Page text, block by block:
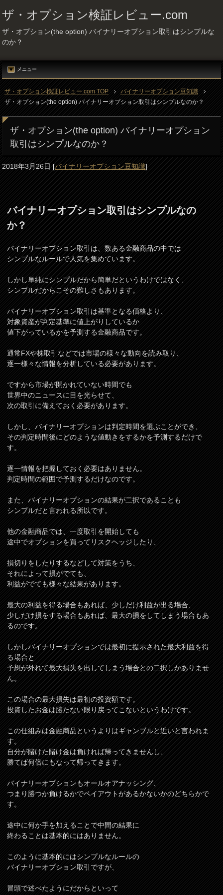
ザ・オプション検証レビュー.com
ザ・オプション(the option) バイナリーオプション取引はシンプルな
のか？
メニュー
ザ・オプション検証レビュー.com TOP
バイナリーオプション豆知識
ザ・オプション(the option) バイナリーオプション取引はシンプルなのか？
ザ・オプション(the option) バイナリーオプション
取引はシンプルなのか？
2018年3月26日[バイナリーオプション豆知識]
バイナリーオプション取引はシンプルなの
か？
バイナリーオプション取引は、数ある金融商品の中では
シンプルなルールで人気を集めています。
しかし単純にシンプルだから簡単だというわけではなく、
シンプルだからこその難しさもあります。
バイナリーオプション取引は基準となる価格より、
対象資産が判定基準に値上がりしているか
値下がっているかを予測する金融商品です。
通常FXや株取引などでは市場の様々な動向を読み取り、
逐一様々な情報を分析している必要があります。
ですから市場が開かれていない時間でも
世界中のニュースに目を光らせて、
次の取引に備えておく必要があります。
しかし、バイナリーオプションは判定時間を選ぶことができ、
その判定時間後にどのような値動きをするかを予測するだけで
す。
逐一情報を把握しておく必要はありません。
判定時間の範囲で予測するだけなのです。
また、バイナリーオプションの結果が二択であることも
シンプルだと言われる所以です。
他の金融商品では、一度取引を開始しても
途中でオプションを買ってリスクヘッジしたり、
損切りをしたりするなどして対策をうち、
それによって損がでても、
利益がでても様々な結果があります。
最大の利益を得る場合もあれば、少しだけ利益が出る場合、
少しだけ損をする場合もあれば、最大の損をしてしまう場合もあ
るのです。
しかしバイナリーオプションでは最初に提示された最大利益を得
る場合と
予想が外れて最大損失を出してしまう場合との二択しかありませ
ん。
この場合の最大損失は最初の投資額です。
投資したお金は勝たない限り戻ってこないというわけです。
この仕組みは金融商品というよりはギャンブルと近いと言われま
す。
自分が賭けた賭け金は負ければ帰ってきませんし、
勝てば何倍にもなって帰ってきます。
バイナリーオプションもオールオアナッシング、
つまり勝つか負けるかでペイアウトがあるかないかのどちらかで
す。
途中に何か手を加えることで中間の結果に
終わることは基本的にはありません。
このように基本的にはシンプルなルールの
バイナリーオプション取引ですが、
冒頭で述べたようにだからといって